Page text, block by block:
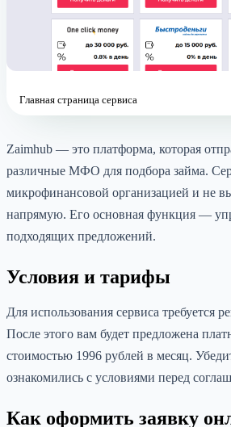
Главная страница сервиса
Zaimhub — это платформа, которая
различные МФО для подбора займа.
микрофинансовой организацией и не
напрямую. Его основная функция —
подходящих предложений.
Условия и тарифы
Для использования сервиса требуется
После этого вам будет предложена
стоимостью 1996 рублей в месяц.
ознакомились с условиями перед
Как оформить заявку